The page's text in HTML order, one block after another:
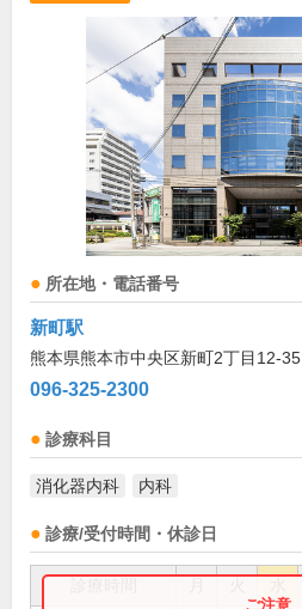
所在地・電話番号
新町駅
熊本県熊本市中央区新町2丁目12-35
096-325-2300
診療科目
消化器内科 内科
診療/受付時間・休診日